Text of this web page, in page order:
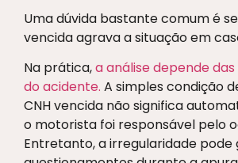
Uma dúvida bastante comum é
vencida agrava a situação em
Na prática,a análise depende
do acidente. A simples condição
CNH vencida não significa
o motorista foi responsável pelo
Entretanto, a irregularidade pode